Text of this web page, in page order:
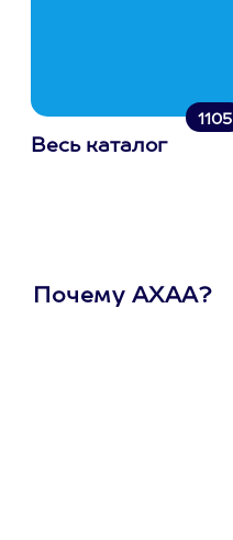
1105
Весь каталог
Почему АХАА?